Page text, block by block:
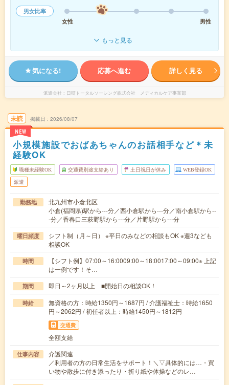
男女比率
女性
男性
もっと見る
気になる! 応募へ進む 詳しく見る
派遣会社 日研トータルソーシング株式会社 メディカルケア事業部
未読
NEW
掲載日 2026/08/07
小規模施設でおばあちゃんのお話相手など＊未
経験OK
職種未経験OK 交通費別途支給あり 土日祝日が休み WEB登録OK
派遣
勤務地
北九州市小倉北区
小倉(福岡県)駅から---分／西小倉駅から---分／南小倉駅から--
-分／香春口三萩野駅から---分／片野駅から---分
曜日頻度
シフト制（月～日） ※平日のみなどの相談もOK ※週3なども
相談OK
時間
【シフト例】07:00～16:0009:00～18:0017:00～09:00※ 上記
は一例です！そ…
期間 即日～2ヶ月以上 ■開始日の相談OK！
時給
無資格の方：時給1350円～1687円 / 介護福祉士：時給1650
円～2062円 / 初任者以上：時給1450円～1812円
交通費
全額支給
仕事内容
介護関連
／利用者の方の日常生活をサポート！＼▽具体的には…・買
い物や散歩に付き添ったり・折り紙や体操などのレ…